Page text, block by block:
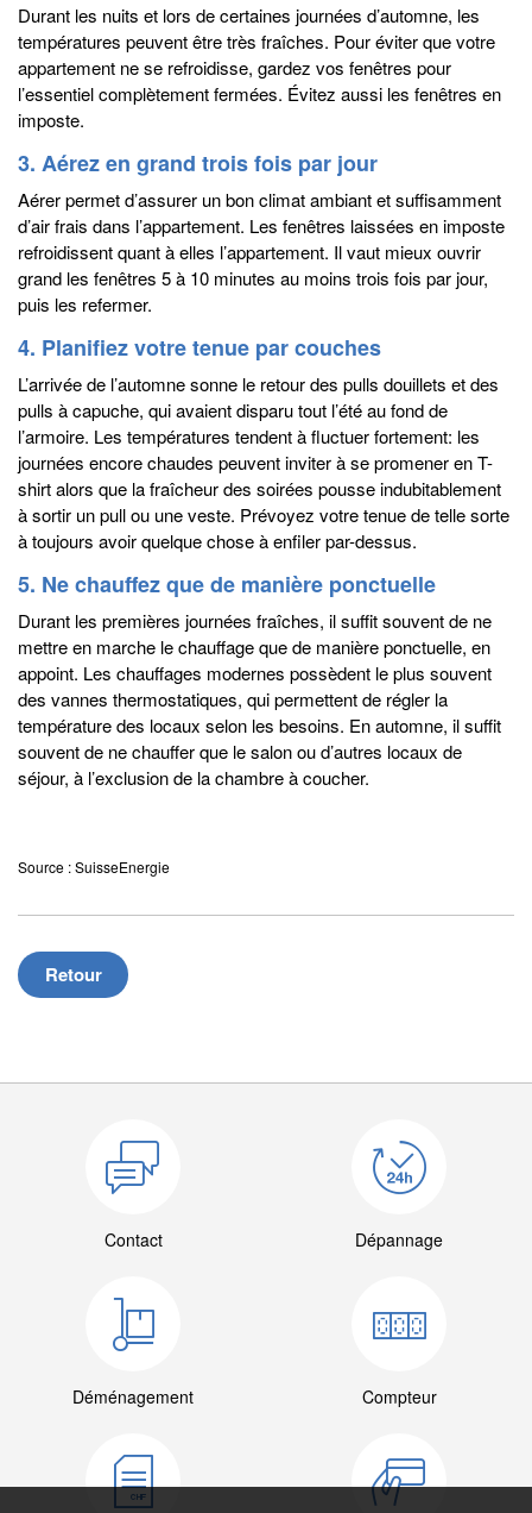
Durant les nuits et lors de certaines journées d’automne, les
températures peuvent être très fraîches. Pour éviter que votre
appartement ne se refroidisse, gardez vos fenêtres pour
l’essentiel complètement fermées. Évitez aussi les fenêtres en
imposte.
3. Aérez en grand trois fois par jour
Aérer permet d’assurer un bon climat ambiant et suffisamment
d’air frais dans l’appartement. Les fenêtres laissées en imposte
refroidissent quant à elles l’appartement. Il vaut mieux ouvrir
grand les fenêtres 5 à 10 minutes au moins trois fois par jour,
puis les refermer.
4. Planifiez votre tenue par couches
L’arrivée de l’automne sonne le retour des pulls douillets et des
pulls à capuche, qui avaient disparu tout l’été au fond de
l’armoire. Les températures tendent à fluctuer fortement: les
journées encore chaudes peuvent inviter à se promener en T-
shirt alors que la fraîcheur des soirées pousse indubitablement
à sortir un pull ou une veste. Prévoyez votre tenue de telle sorte
à toujours avoir quelque chose à enfiler par-dessus.
5. Ne chauffez que de manière ponctuelle
Durant les premières journées fraîches, il suffit souvent de ne
mettre en marche le chauffage que de manière ponctuelle, en
appoint. Les chauffages modernes possèdent le plus souvent
des vannes thermostatiques, qui permettent de régler la
température des locaux selon les besoins. En automne, il suffit
souvent de ne chauffer que le salon ou d’autres locaux de
séjour, à l’exclusion de la chambre à coucher.
Source : SuisseEnergie
Retour
Contact Dépannage
Déménagement Compteur